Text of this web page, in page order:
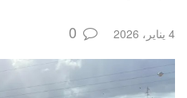
4 يناير، 2026 0